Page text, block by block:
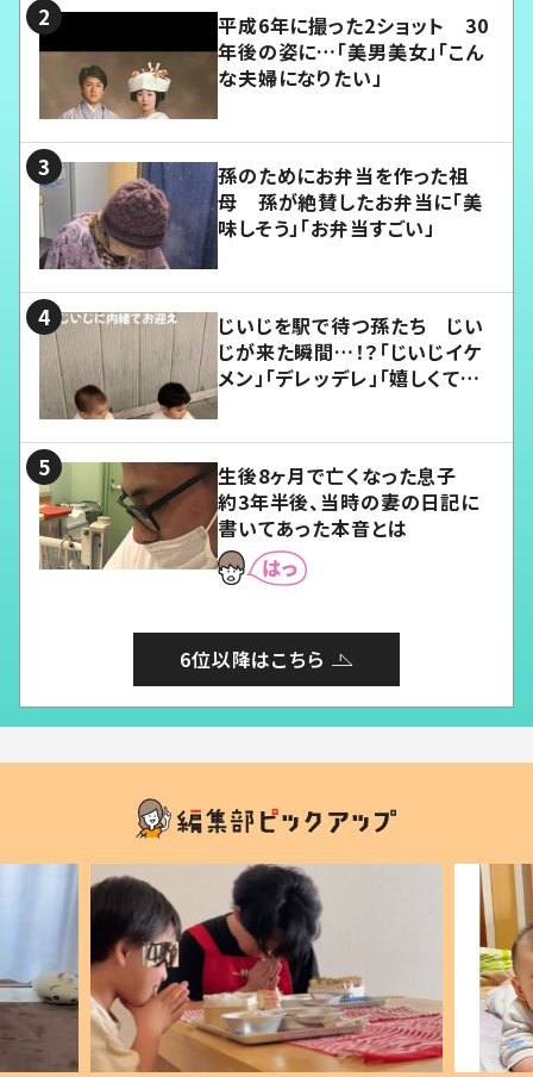
平成6年に撮った2ショット 30
年後の姿に…「美男美女」「こん
な夫婦になりたい」
孫のためにお弁当を作った祖
母 孫が絶賛したお弁当に「美
味しそう」「お弁当すごい」
じいじを駅で待つ孫たち じい
じが来た瞬間…！？「じいじイケ
メン」「デレッデレ」「嬉しくて可
生後8ヶ月で亡くなった息子
約3年半後、当時の妻の日記に
書いてあった本音とは
6位以降はこちら